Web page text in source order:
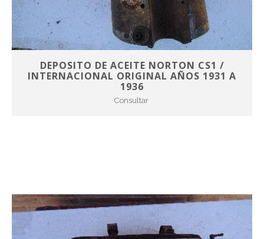
DEPOSITO DE ACEITE NORTON CS1 /
INTERNACIONAL ORIGINAL AÑOS 1931 A
1936
Consultar